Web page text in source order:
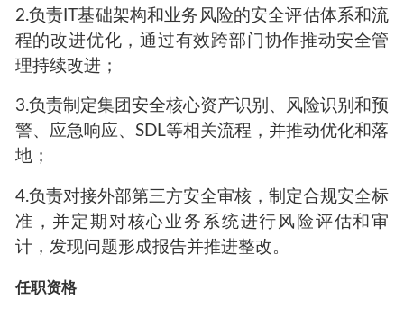
2.负责IT基础架构和业务风险的安全评估体系和流
程的改进优化，通过有效跨部门协作推动安全管
理持续改进；
3.负责制定集团安全核心资产识别、风险识别和预
警、应急响应、SDL等相关流程，并推动优化和落
地；
4.负责对接外部第三方安全审核，制定合规安全标
准，并定期对核心业务系统进行风险评估和审
计，发现问题形成报告并推进整改。
任职资格